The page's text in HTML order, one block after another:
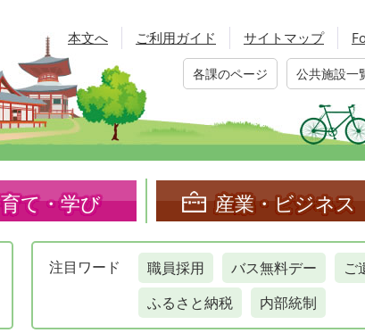
本文へ ご利用ガイド サイトマップ
各課のページ 公共施設一
て・学び 産業・ビジネス
注目 ワード 職員採用 バス無料デー
ご
ふるさと納税
内部統制